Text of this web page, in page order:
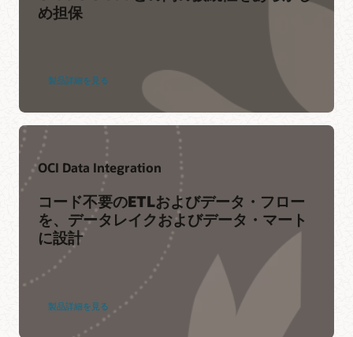
め担保
製品詳細を見る
OCI Data Integration
コード不要のETLおよびデータ・フロー
を、データレイクおよびデータ・マート
に設計
製品詳細を見る